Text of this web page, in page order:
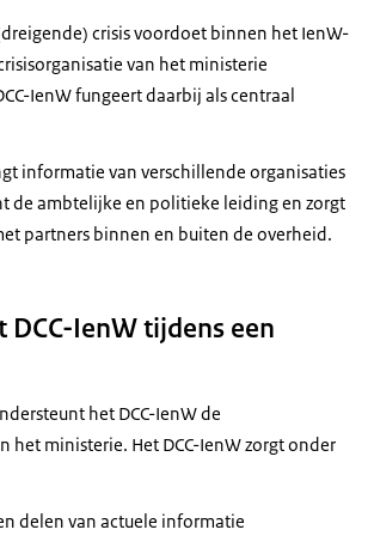
crisis voordoet binnen het IenW-
van het ministerie
IenW fungeert daarbij als centraal
informatie van verschillende organisaties
de ambtelijke en politieke leiding en zorgt
partners binnen en buiten de overheid.
IenW tijdens een
het DCC-IenW de
het ministerie. Het DCC-IenW zorgt onder
delen van actuele informatie